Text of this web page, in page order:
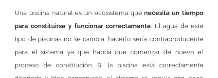
Una piscina natural es un ecosistema quenecesita un tiempo
para constituirse y funcionar correctamente. El agua de este
tipo de piscinas no se cambia, hacerlo sería contraproducente
para el sistema ya que habría que comenzar de nuevo el
proceso de constitución. Si la piscina está correctamente